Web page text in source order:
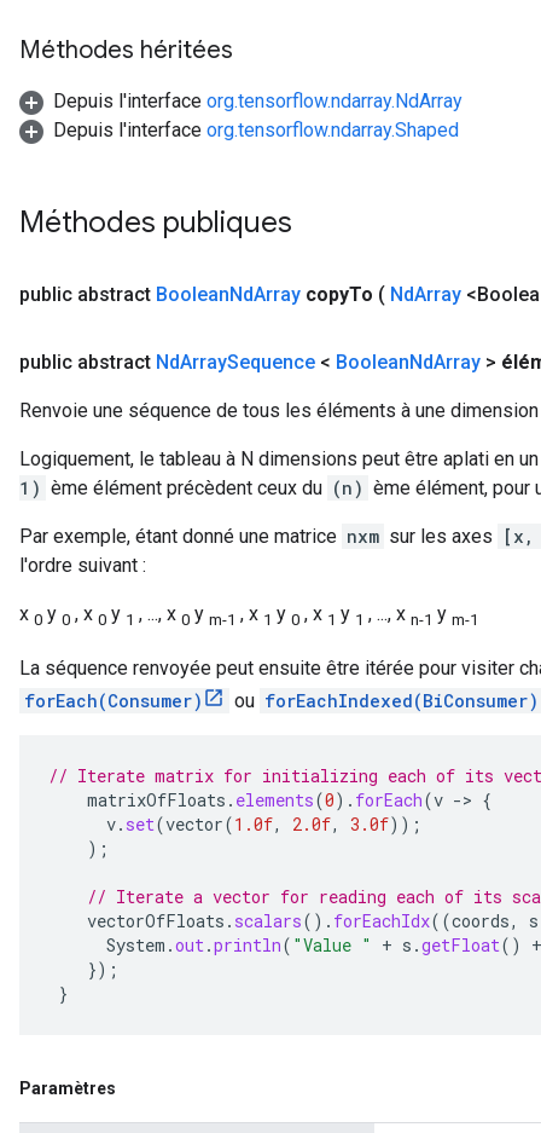
Méthodes héritées
Depuis l'interface org.tensorflow.ndarray.NdArray
Depuis l'interface org.tensorflow.ndarray.Shaped
Méthodes publiques
public abstract BooleanNdArray copyTo ( NdArray
public abstract NdArraySequence < BooleanNdArray >
Renvoie une séquence de tous les éléments à une
Logiquement, le tableau à N dimensions peut être aplati en
1) ème élément précèdent ceux du (n) ème élément, pour
Par exemple, étant donné une matrice nxm sur les axes
[x,
l'ordre suivant :
x 0 y 0 , x 0 y 1 , ..., x 0 y m-1 , x 1 y 0 , x 1 y 1 , ..., x n-1 y m-1
La séquence renvoyée peut ensuite être itérée pour visiter
forEach(Consumer)
ou forEachIndexed(BiConsumer)
// Iterate matrix for initializing each of its
matrixOfFloats . elements(0). forEach(v -> {
v. set(vector(1.0f, 2.0f, 3.0f));
);
// Iterate a vector for reading each of its
vectorOfFloats . scalars(). forEachIdx((coords, s
System .out.println( "Value " + s .getFloat()
+
});
}
Paramètres